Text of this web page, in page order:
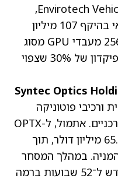
שותפת המיזוג של Envirotech Vehicles, Azio AI,
הודיעה על חוזה ממשל אמריקאי בהיקף 107 מיליון
דולר, הכולל הזמנה מחייבת ל־256 מעבדי GPU מסוג
, עם פיקדון של 30% שצפוי
Syntec Optics
ורכיבי פוטוניקה
ליישומים ביטחוניים, רפואיים וצרכניים. אתמול, ל-OPTX
היה נפח מסחר בדולרים של 65.05 מיליון דולר, תוך
2.4% במחיר המניה. במהלך המסחר
התוך יומי, המניה נגעה בשיא חדש ל־52 שבועות ברמה